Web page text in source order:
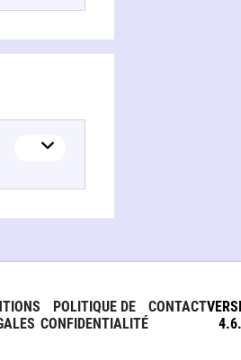
POLITIQUE DE
CONFIDENTIALITÉ
CONTACT